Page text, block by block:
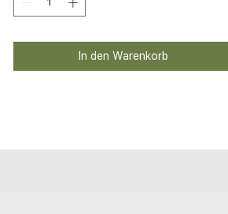
In den Warenkorb